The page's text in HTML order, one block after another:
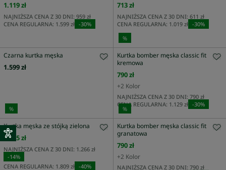
1.119 zł
NAJNIŻSZA CENA Z 30 DNI: 959 zł
CENA REGULARNA: 1.599 zł -30%
713 zł
NAJNIŻSZA CENA Z 30 DNI: 611 zł
CENA REGULARNA: 1.019 zł -30%
Czarna kurtka męska
1.599 zł
%
Kurtka bomber męska classic fit
kremowa
790 zł
+2 Kolor
NAJNIŻSZA CENA Z 30 DNI: 790 zł
CENA REGULARNA: 1.129 zł -30%
%
Kurtka męska ze stójką zielona
1.085 zł
NAJNIŻSZA CENA Z 30 DNI: 1.266 zł
-14%
CENA REGULARNA: 1.809 zł -40%
%
Kurtka bomber męska classic fit
granatowa
790 zł
+2 Kolor
NAJNIŻSZA CENA Z 30 DNI: 790 zł